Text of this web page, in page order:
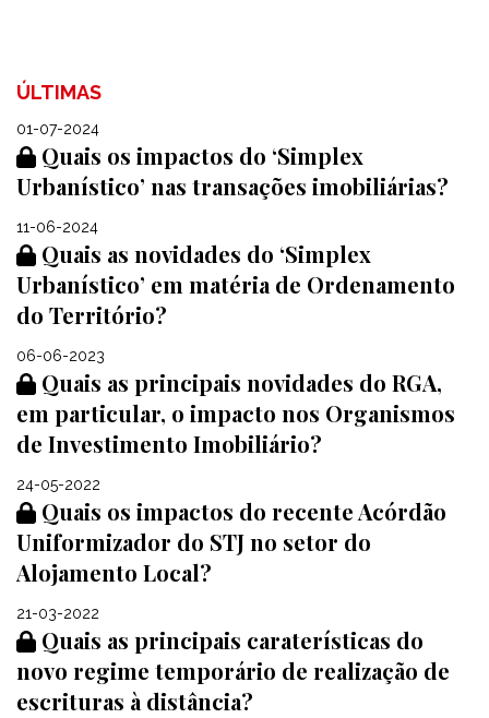
ÚLTIMAS
01-07-2024
Quais os impactos do ‘Simplex
Urbanístico’ nas transações imobiliárias?
11-06-2024
Quais as novidades do ‘Simplex
Urbanístico’ em matéria de Ordenamento
do Território?
06-06-2023
Quais as principais novidades do RGA,
em particular, o impacto nos Organismos
de Investimento Imobiliário?
24-05-2022
Quais os impactos do recente Acórdão
Uniformizador do STJ no setor do
Alojamento Local?
21-03-2022
Quais as principais caraterísticas do
novo regime temporário de realização de
escrituras à distância?